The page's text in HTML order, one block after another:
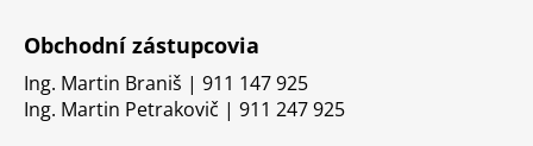
Obchodní zástupcovia
Ing. Martin Braniš | 911 147 925
Ing. Martin Petrakovič | 911 247 925